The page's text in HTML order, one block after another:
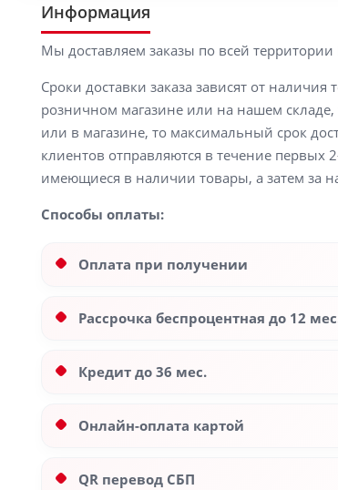
Информация
Мы доставляем заказы по всей территории
Сроки доставки заказа зависят от
розничном магазине или на нашем складе,
или в магазине, то максимальный срок
клиентов отправляются в течение первых
имеющиеся в наличии товары, а затем за
Способы оплаты:
Оплата при получении
Рассрочка беспроцентная до 12
Кредит до 36 мес.
Онлайн-оплата картой
QR перевод СБП